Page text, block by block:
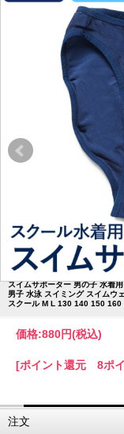
スイムサポーター 男の子 水着
男子 水泳 スイミング スイムウ
スクール M L 130 140 150
価格:880円(税込)
[ポイント還元 8ポ
注文